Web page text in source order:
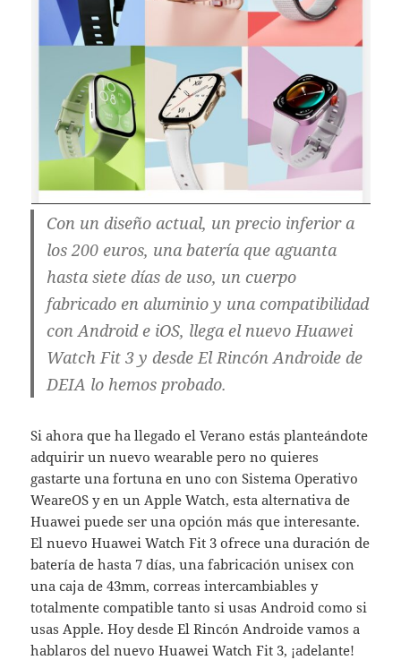
Con un diseño actual, un precio inferior a
los 200 euros, una batería que aguanta
hasta siete días de uso, un cuerpo
fabricado en aluminio y una compatibilidad
con Android e iOS, llega el nuevo Huawei
Watch Fit 3 y desde El Rincón Androide de
DEIA lo hemos probado.
Si ahora que ha llegado el Verano estás planteándote
adquirir un nuevo wearable pero no quieres
gastarte una fortuna en uno con Sistema Operativo
WeareOS y en un Apple Watch, esta alternativa de
Huawei puede ser una opción más que interesante.
El nuevo Huawei Watch Fit 3 ofrece una duración de
batería de hasta 7 días, una fabricación unisex con
una caja de 43mm, correas intercambiables y
totalmente compatible tanto si usas Android como si
usas Apple. Hoy desde El Rincón Androide vamos a
hablaros del nuevo Huawei Watch Fit 3, ¡adelante!